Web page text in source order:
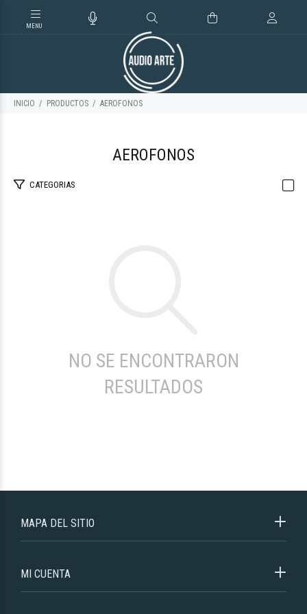
INICIO PRODUCTOS AEROFONOS
AEROFONOS
CATEGORIAS
NO SE ENCONTRARON
RESULTADOS
MAPA DEL SITIO
MI CUENTA